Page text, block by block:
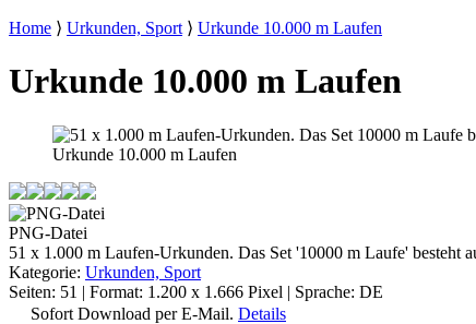
Home ⟩ Urkunden, Sport ⟩ Urkunde 10.000 m Laufen
Urkunde 10.000 m Laufen
Urkunde 10.000 m Laufen
PNG-Datei
51 x 1.000 m Laufen-Urkunden. Das Set '10000 m Laufe' besteht
Kategorie: Urkunden, Sport
Seiten: 51 | Format: 1.200 x 1.666 Pixel | Sprache: DE
Sofort Download per E-Mail. Details